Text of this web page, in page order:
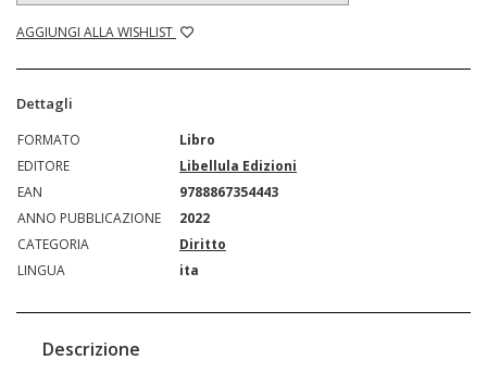
AGGIUNGI ALLA WISHLIST
Dettagli
FORMATO
Libro
EDITORE
Libellula Edizioni
EAN
9788867354443
ANNO PUBBLICAZIONE
2022
CATEGORIA
Diritto
LINGUA
ita
Descrizione